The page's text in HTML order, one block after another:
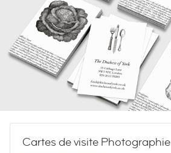
Cartes de visite Photographie